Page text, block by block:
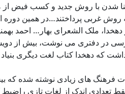
شدن با روش جدید و کسب فیض
غربی پرداختند…در همین دوره
ملک الشعرای بهار… احمد
فارسی در دفتری می نوشت، بیش
که دهخدا کتاب لغت دیگری بنیاد
مدت فرهنگ های زیادی نوشته شده
اندک از لغات تازی راضبط